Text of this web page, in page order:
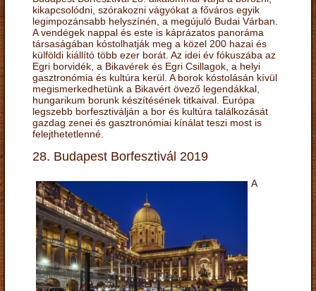
kikapcsolódni, szórakozni vágyókat a főváros egyik
legimpozánsabb helyszínén, a megújuló Budai Várban.
A vendégek nappal és este is káprázatos panoráma
társaságában kóstolhatják meg a közel 200 hazai és
külföldi kiállító több ezer borát. Az idei év fókuszába az
Egri borvidék, a Bikavérek és Egri Csillagok, a helyi
gasztronómia és kultúra kerül. A borok kóstolásán kívül
megismerkedhetünk a Bikavért övező legendákkal,
hungarikum borunk készítésének titkaival. Európa
legszebb borfesztiválján a bor és kultúra találkozását
gazdag zenei és gasztronómiai kínálat teszi most is
felejthetetlenné.
28. Budapest Borfesztivál 2019
A